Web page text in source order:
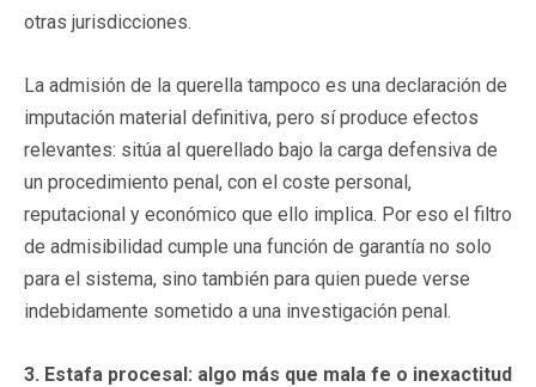
otras jurisdicciones.
La admisión de la querella tampoco es una declaración de
imputación material definitiva, pero sí produce efectos
relevantes: sitúa al querellado bajo la carga defensiva de
un procedimiento penal, con el coste personal,
reputacional y económico que ello implica. Por eso el filtro
de admisibilidad cumple una función de garantía no solo
para el sistema, sino también para quien puede verse
indebidamente sometido a una investigación penal.
3. Estafa procesal: algo más que mala fe o inexactitud